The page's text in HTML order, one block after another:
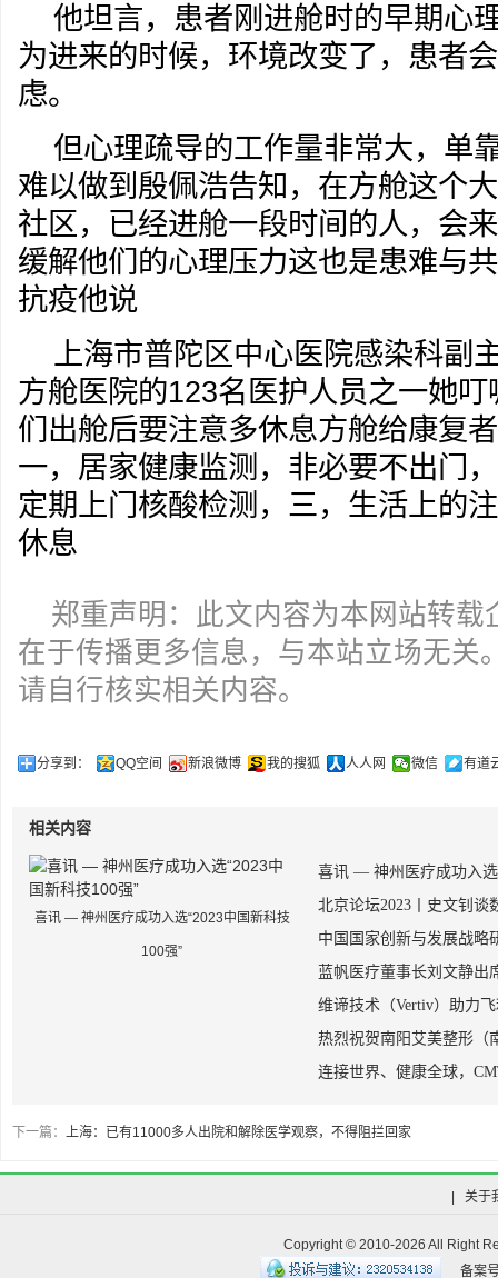
他坦言，患者刚进舱时的早期心
为进来的时候，环境改变了，患者
虑。
但心理疏导的工作量非常大，单
难以做到殷佩浩告知，在方舱这个
社区，已经进舱一段时间的人，会
缓解他们的心理压力这也是患难与
抗疫他说
上海市普陀区中心医院感染科副
方舱医院的123名医护人员之一她
们出舱后要注意多休息方舱给康复
一，居家健康监测，非必要不出门
定期上门核酸检测，三，生活上的
休息
郑重声明：此文内容为本网站转载
在于传播更多信息，与本站立场无关
请自行核实相关内容。
分享到： QQ空间 新浪微博 我的搜狐 人人网 微信 有道
相关内容
喜讯 — 神州医疗成功入选“2023中国新科技
100强”
喜讯 — 神州医疗成功入选
北京论坛2023丨史文钊谈
中国国家创新与发展战略
蓝帆医疗董事长刘文静出
维谛技术（Vertiv）助力
热烈祝贺南阳艾美整形（
连接世界、健康全球，
下一篇： 上海：已有11000多人出院和解除医学观察，不得阻拦回家
关于
Copyright © 2010-2026 All Right
备案